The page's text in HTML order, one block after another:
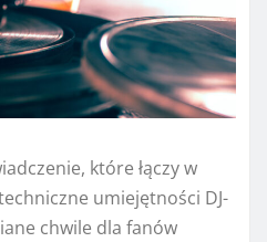
które łączy w
umiejętności DJ-
chwile dla fanów